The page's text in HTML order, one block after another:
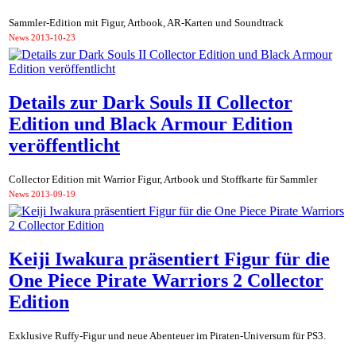
Sammler-Edition mit Figur, Artbook, AR-Karten und Soundtrack
News 2013-10-23
Details zur Dark Souls II Collector
Edition und Black Armour Edition
veröffentlicht
Collector Edition mit Warrior Figur, Artbook und Stoffkarte für Sammler
News 2013-09-19
Keiji Iwakura präsentiert Figur für die
One Piece Pirate Warriors 2 Collector
Edition
Exklusive Ruffy-Figur und neue Abenteuer im Piraten-Universum für PS3.